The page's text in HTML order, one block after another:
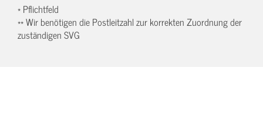
* Pflichtfeld
** Wir benötigen die Postleitzahl zur korrekten Zuordnung der
zuständigen SVG